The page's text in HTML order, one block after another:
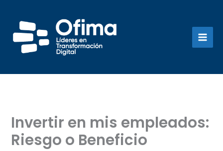
contenido
Invertir en mis empleados:
Riesgo o Beneficio